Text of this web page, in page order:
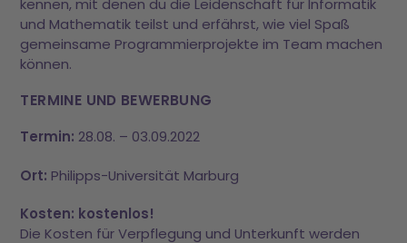
kennen, mit denen du die Leidenschaft für Informatik
und Mathematik teilst und erfährst, wie viel Spaß
gemeinsame Programmierprojekte im Team machen
können.
TERMINE UND BEWERBUNG
Termin: 28.08. – 03.09.2022
Ort: Philipps-Universität Marburg
Kosten: kostenlos!
Die Kosten für Verpflegung und Unterkunft werden